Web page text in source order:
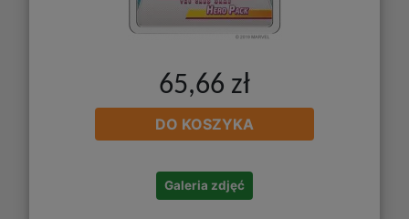
65,66 zł
DO KOSZYKA
Galeria zdjęć